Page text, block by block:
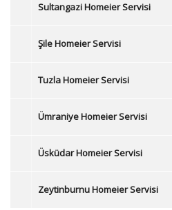
Sultangazi Homeier Servisi
Şile Homeier Servisi
Tuzla Homeier Servisi
Ümraniye Homeier Servisi
Üsküdar Homeier Servisi
Zeytinburnu Homeier Servisi